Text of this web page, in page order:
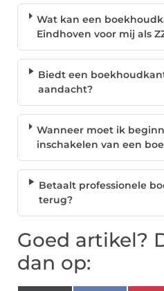
Wat kan een
Eindhoven voor mij als
Biedt een
aandacht?
Wanneer moet ik
inschakelen van een
Betaalt professionele
terug?
Goed artikel?
dan op: